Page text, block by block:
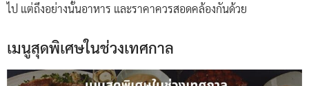
ไป แต่ถึงอย่างนั้นอาหาร และราคาควรสอดคล้องกันด้วย
เมนูสุดพิเศษในช่วงเทศกาล